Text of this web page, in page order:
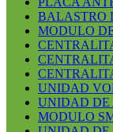
BALASTRO
MODULO
UNIDAD
UNIDAD DE
MODULO